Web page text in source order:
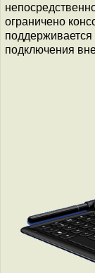
ограничено
поддерживается
подключения